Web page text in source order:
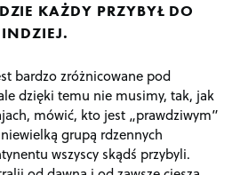
KAŻDY PRZYBYŁ DO
bardzo zróżnicowane pod
dzięki temu nie musimy, tak, jak
mówić, kto jest „prawdziwym”
grupą rdzennych
wszyscy skądś przybyli.